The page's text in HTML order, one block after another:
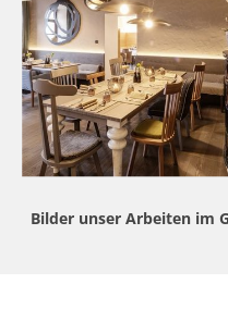
Bilder unser Arbeiten im